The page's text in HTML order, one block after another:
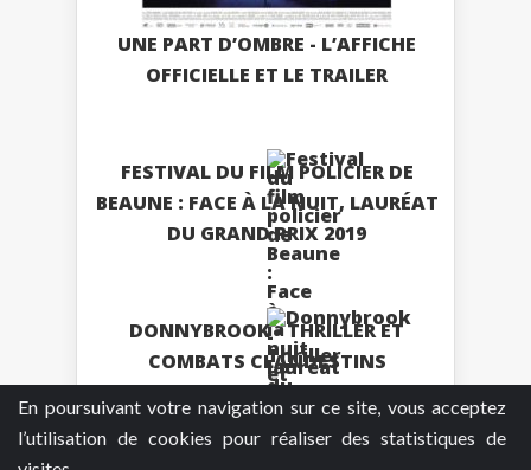
En poursuivant votre navigation sur ce site, vous acceptez
l’utilisation de cookies pour réaliser des statistiques de
UNE PART D’OMBRE - L’AFFICHE
OFFICIELLE ET LE TRAILER
FESTIVAL DU FILM POLICIER DE
BEAUNE : FACE À LA NUIT, LAURÉAT
DU GRAND PRIX 2019
DONNYBROOK - THRILLER ET
COMBATS CLANDESTINS
Plus